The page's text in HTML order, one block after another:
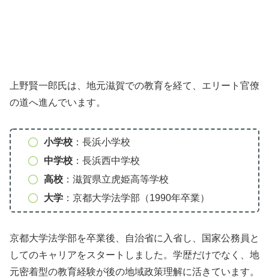
上野賢一郎氏は、地元滋賀での教育を経て、エリート官僚
の道へ進んでいます。
小学校：長浜小学校
中学校：長浜西中学校
高校：滋賀県立虎姫高等学校
大学：京都大学法学部（1990年卒業）
京都大学法学部を卒業後、自治省に入省し、国家公務員と
してのキャリアをスタートしました。学歴だけでなく、地
元密着型の教育経験が後の地域政策理解に活きています。